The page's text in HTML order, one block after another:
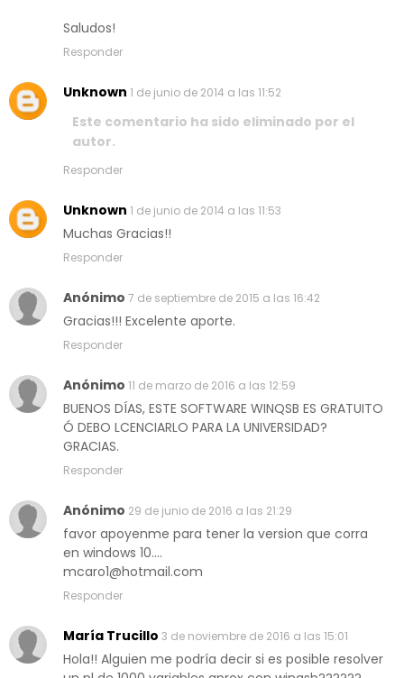
Saludos!
Responder
Unknown 1 de junio de 2014 a las 11:52
Este comentario ha sido eliminado por el
autor.
Responder
Unknown 1 de junio de 2014 a las 11:53
Muchas Gracias!!
Responder
Anónimo 7 de septiembre de 2015 a las 16:42
Gracias!!! Excelente aporte.
Responder
Anónimo 11 de marzo de 2016 a las 12:59
BUENOS DÍAS, ESTE SOFTWARE WINQSB ES GRATUITO
Ó DEBO LCENCIARLO PARA LA UNIVERSIDAD?
GRACIAS.
Responder
Anónimo 29 de junio de 2016 a las 21:29
favor apoyenme para tener la version que corra
en windows 10....
mcaro1@hotmail.com
Responder
María Trucillo 3 de noviembre de 2016 a las 15:01
Hola!! Alguien me podría decir si es posible resolver